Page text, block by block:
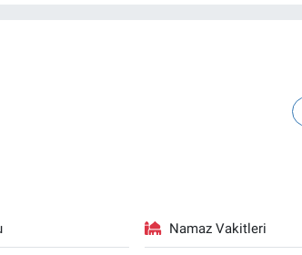
Namaz Vakitleri